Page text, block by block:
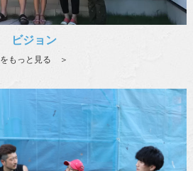
ビジョン
をもっと見る ＞